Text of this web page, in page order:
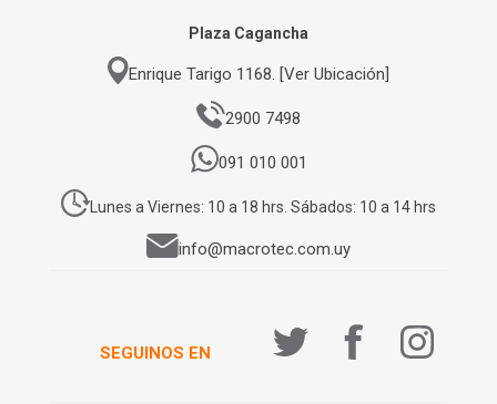
Plaza Cagancha
Enrique Tarigo 1168. [Ver Ubicación]
2900 7498
091 010 001
Lunes a Viernes: 10 a 18 hrs. Sábados: 10 a 14 hrs
info@macrotec.com.uy
SEGUINOS EN